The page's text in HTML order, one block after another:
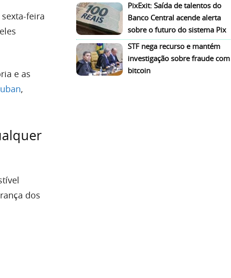
feira
e as
,
dos
PixExit: Saída de talentos do
Banco Central acende alerta
sobre o futuro do sistema Pix
STF nega recurso e mantém
investigação sobre fraude com
bitcoin